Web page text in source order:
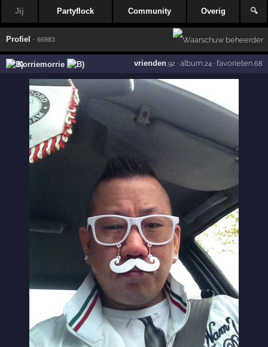
Jij Partyflock Community Overig 🔍
Profiel · 66983
Korriemorrie vrienden,92 · album ,24· favorieten,68